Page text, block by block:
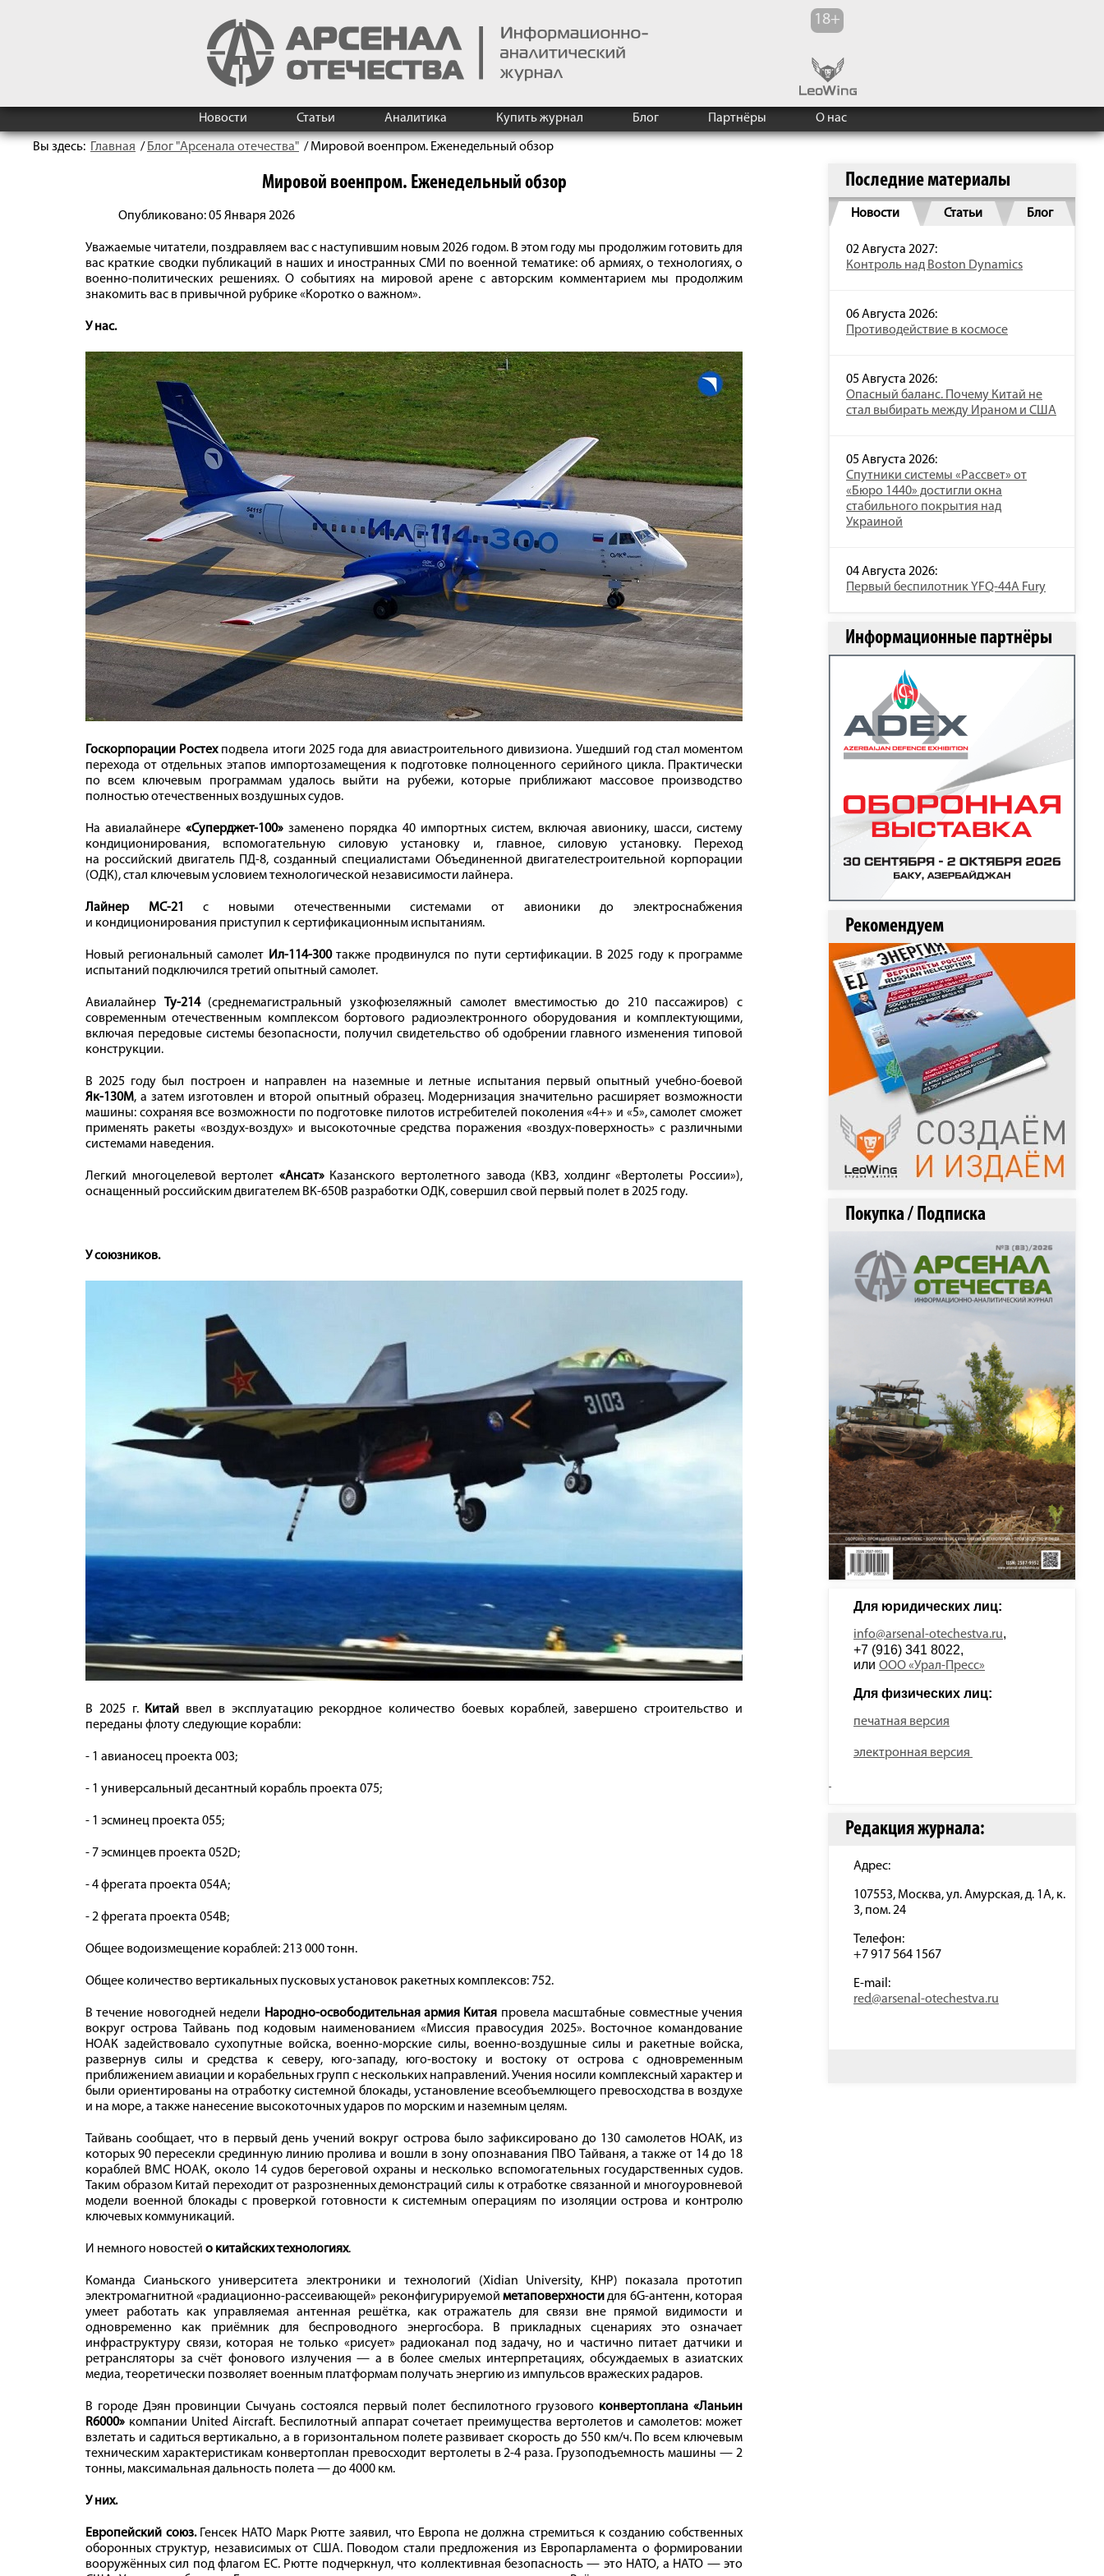
Новости Статьи Аналитика Купить журнал Блог Партнёры О нас
Вы здесь: Главная / Блог "Арсенала отечества" / Мировой военпром. Еженедельный обзор
Мировой военпром. Еженедельный обзор
Опубликовано: 05 Января 2026
Уважаемые читатели, поздравляем вас с наступившим новым 2026 годом. В этом году мы продолжим готовить для
вас краткие сводки публикаций в наших и иностранных СМИ по военной тематике: об армиях, о технологиях, о
военно-политических решениях. О событиях на мировой арене с авторским комментарием мы продолжим
знакомить вас в привычной рубрике «Коротко о важном».
У нас.
Госкорпорации Ростехподвела итоги 2025 года для авиастроительного дивизиона. Ушедший год стал моментом
перехода от отдельных этапов импортозамещения к подготовке полноценного серийного цикла. Практически
по всем ключевым программам удалось выйти на рубежи, которые приближают массовое производство
полностью отечественных воздушных судов.
На авиалайнере «Суперджет-100» заменено порядка 40 импортных систем, включая авионику, шасси, систему
кондиционирования, вспомогательную силовую установку и, главное, силовую установку. Переход
на российский двигатель ПД-8, созданный специалистами Объединенной двигателестроительной корпорации
(ОДК), стал ключевым условием технологической независимости лайнера.
Лайнер МС-21с новыми отечественными системами от авионики до электроснабжения
и кондиционирования приступил к сертификационным испытаниям.
Новый региональный самолет Ил-114-300также продвинулся по пути сертификации. В 2025 году к программе
испытаний подключился третий опытный самолет.
Авиалайнер Ту-214(среднемагистральный узкофюзеляжный самолет вместимостью до 210 пассажиров) с
современным отечественным комплексом бортового радиоэлектронного оборудования и комплектующими,
включая передовые системы безопасности, получил свидетельство об одобрении главного изменения типовой
конструкции.
В 2025 году был построен и направлен на наземные и летные испытания первый опытный учебно-боевой
Як-130М, а затем изготовлен и второй опытный образец. Модернизация значительно расширяет возможности
машины: сохраняя все возможности по подготовке пилотов истребителей поколения «4+» и «5», самолет сможет
применять ракеты «воздух-воздух» и высокоточные средства поражения «воздух-поверхность» с различными
системами наведения.
Легкий многоцелевой вертолет «Ансат»Казанского вертолетного завода (КВЗ, холдинг «Вертолеты России»),
оснащенный российским двигателем ВК-650В разработки ОДК, совершил свой первый полет в 2025 году.
У союзников.
В 2025 г. Китай ввел в эксплуатацию рекордное количество боевых кораблей, завершено строительство и
переданы флоту следующие корабли:
- 1 авианосец проекта 003;
- 1 универсальный десантный корабль проекта 075;
- 1 эсминец проекта 055;
- 7 эсминцев проекта 052D;
- 4 фрегата проекта 054A;
- 2 фрегата проекта 054B;
Общее водоизмещение кораблей: 213 000 тонн.
Общее количество вертикальных пусковых установок ракетных комплексов: 752.
В течение новогодней недели Народно-освободительная армия Китая провела масштабные совместные учения
вокруг острова Тайвань под кодовым наименованием «Миссия правосудия 2025». Восточное командование
НОАК задействовало сухопутные войска, военно-морские силы, военно-воздушные силы и ракетные войска,
развернув силы и средства к северу, юго-западу, юго-востоку и востоку от острова с одновременным
приближением авиации и корабельных групп с нескольких направлений. Учения носили комплексный характер и
были ориентированы на отработку системной блокады, установление всеобъемлющего превосходства в воздухе
и на море, а также нанесение высокоточных ударов по морским и наземным целям.
Тайвань сообщает, что в первый день учений вокруг острова было зафиксировано до 130 самолетов НОАК, из
которых 90 пересекли срединную линию пролива и вошли в зону опознавания ПВО Тайваня, а также от 14 до 18
кораблей ВМС НОАК, около 14 судов береговой охраны и несколько вспомогательных государственных судов.
Таким образом Китай переходит от разрозненных демонстраций силы к отработке связанной и многоуровневой
модели военной блокады с проверкой готовности к системным операциям по изоляции острова и контролю
ключевых коммуникаций.
И немного новостей о китайских технологиях.
Команда Сианьского университета электроники и технологий (Xidian University, КНР) показала прототип
электромагнитной «радиационно-рассеивающей» реконфигурируемой метаповерхностидля 6G-антенн, которая
умеет работать как управляемая антенная решётка, как отражатель для связи вне прямой видимости и
одновременно как приёмник для беспроводного энергосбора. В прикладных сценариях это означает
инфраструктуру связи, которая не только «рисует» радиоканал под задачу, но и частично питает датчики и
ретрансляторы за счёт фонового излучения — а в более смелых интерпретациях, обсуждаемых в азиатских
медиа, теоретически позволяет военным платформам получать энергию из импульсов вражеских радаров.
В городе Дэян провинции Сычуань состоялся первый полет беспилотного грузового конвертоплана «Ланьин
R6000» компании United Aircraft. Беспилотный аппарат сочетает преимущества вертолетов и самолетов: может
взлетать и садиться вертикально, а в горизонтальном полете развивает скорость до 550 км/ч. По всем ключевым
техническим характеристикам конвертоплан превосходит вертолеты в 2-4 раза. Грузоподъемность машины — 2
тонны, максимальная дальность полета — до 4000 км.
У них.
Европейский союз. Генсек НАТО Марк Рютте заявил, что Европа не должна стремиться к созданию собственных
оборонных структур, независимых от США. Поводом стали предложения из Европарламента о формировании
вооружённых сил под флагом ЕС. Рютте подчеркнул, что коллективная безопасность — это НАТО, а НАТО — это
Последние материалы
Новости Статьи Блог
02 Августа 2027:
Контроль над Boston Dynamics
06 Августа 2026:
Противодействие в космосе
05 Августа 2026:
Опасный баланс. Почему Китай не
стал выбирать между Ираном и США
05 Августа 2026:
Спутники системы «Рассвет» от
«Бюро 1440» достигли окна
стабильного покрытия над
Украиной
04 Августа 2026:
Первый беспилотник YFQ-44A Fury
Информационные партнёры
Рекомендуем
Покупка / Подписка
Для юридических лиц:
info@arsenal-otechestva.ru,
+7 (916) 341 8022,
или ООО «Урал-Пресс»
Для физических лиц:
печатная версия
электронная версия
Редакция журнала:
Адрес:
107553, Москва, ул. Амурская, д. 1А, к.
3, пом. 24
Телефон:
+7 917 564 1567
E-mail:
red@arsenal-otechestva.ru